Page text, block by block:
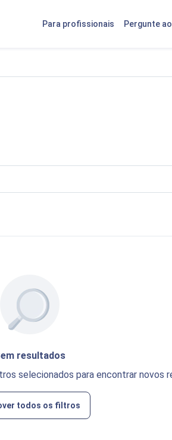
Para profissionais Pergunte
resultados
selecionados para encontrar novos
todos os filtros